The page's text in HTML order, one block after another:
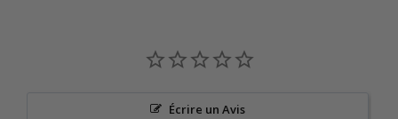
Écrire un Avis